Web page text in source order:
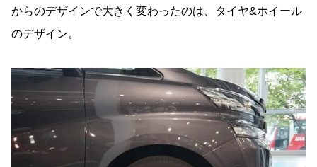
からのデザインで大きく変わったのは、タイヤ&ホイール
のデザイン。